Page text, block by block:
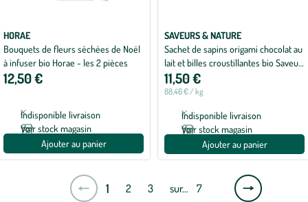
HORAE
Bouquets de fleurs séchées de Noël
à infuser bio Horae - les 2 pièces
12,50 €
Indisponible livraison
Voir stock magasin
Ajouter au panier
SAVEURS & NATURE
Sachet de sapins origami chocolat au
lait et billes croustillantes bio Saveur
et Nature - 130 g
11,50 €
88,46 € / kg
Indisponible livraison
Voir stock magasin
Ajouter au panier
1 2 3 sur… 7
Page
suivante